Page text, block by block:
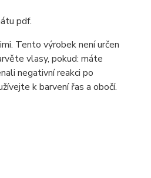
pdf.
Tento výrobek není určen
vlasy, pokud: máte
negativní reakci po
k barvení řas a obočí.